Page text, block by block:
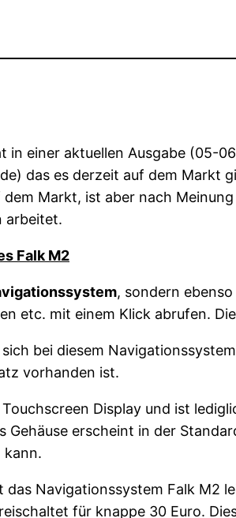
in einer aktuellen Ausgabe (05-
das es derzeit auf dem Markt
Markt, ist aber nach
arbeitet.
Falk M2
, sondern
etc. mit einem Klick abrufen.
bei diesem
vorhanden ist.
Display und ist
Gehäuse erscheint in der
kann.
das Navigationssystem Falk
für knappe 30 Euro.